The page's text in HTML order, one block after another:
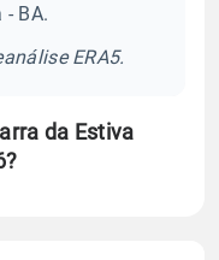
BA.
ERA5.
da Estiva